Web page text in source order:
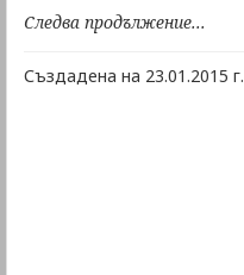
Следва продължение...
Създадена на 23.01.2015 г.